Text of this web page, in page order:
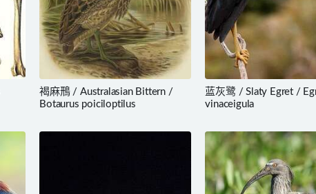
褐麻鳽 / Australasian Bittern /
Botaurus poiciloptilus
蓝灰鹭 / Slaty Egret /
vinaceigula